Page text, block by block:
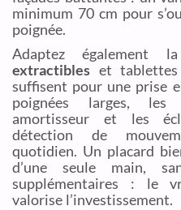
minimum 70 cm pour
poignée.
Adaptez également
extractibles et
suffisent pour une prise
poignées larges,
amortisseur et les
détection de
quotidien. Un placard
d’une seule main,
supplémentaires : le
valorise l’investissement.